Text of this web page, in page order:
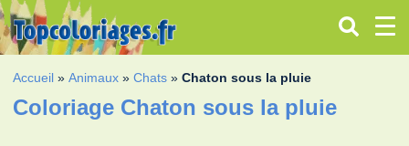
Accueil »Animaux »Chats »Chaton sous la pluie
Coloriage Chaton sous la pluie